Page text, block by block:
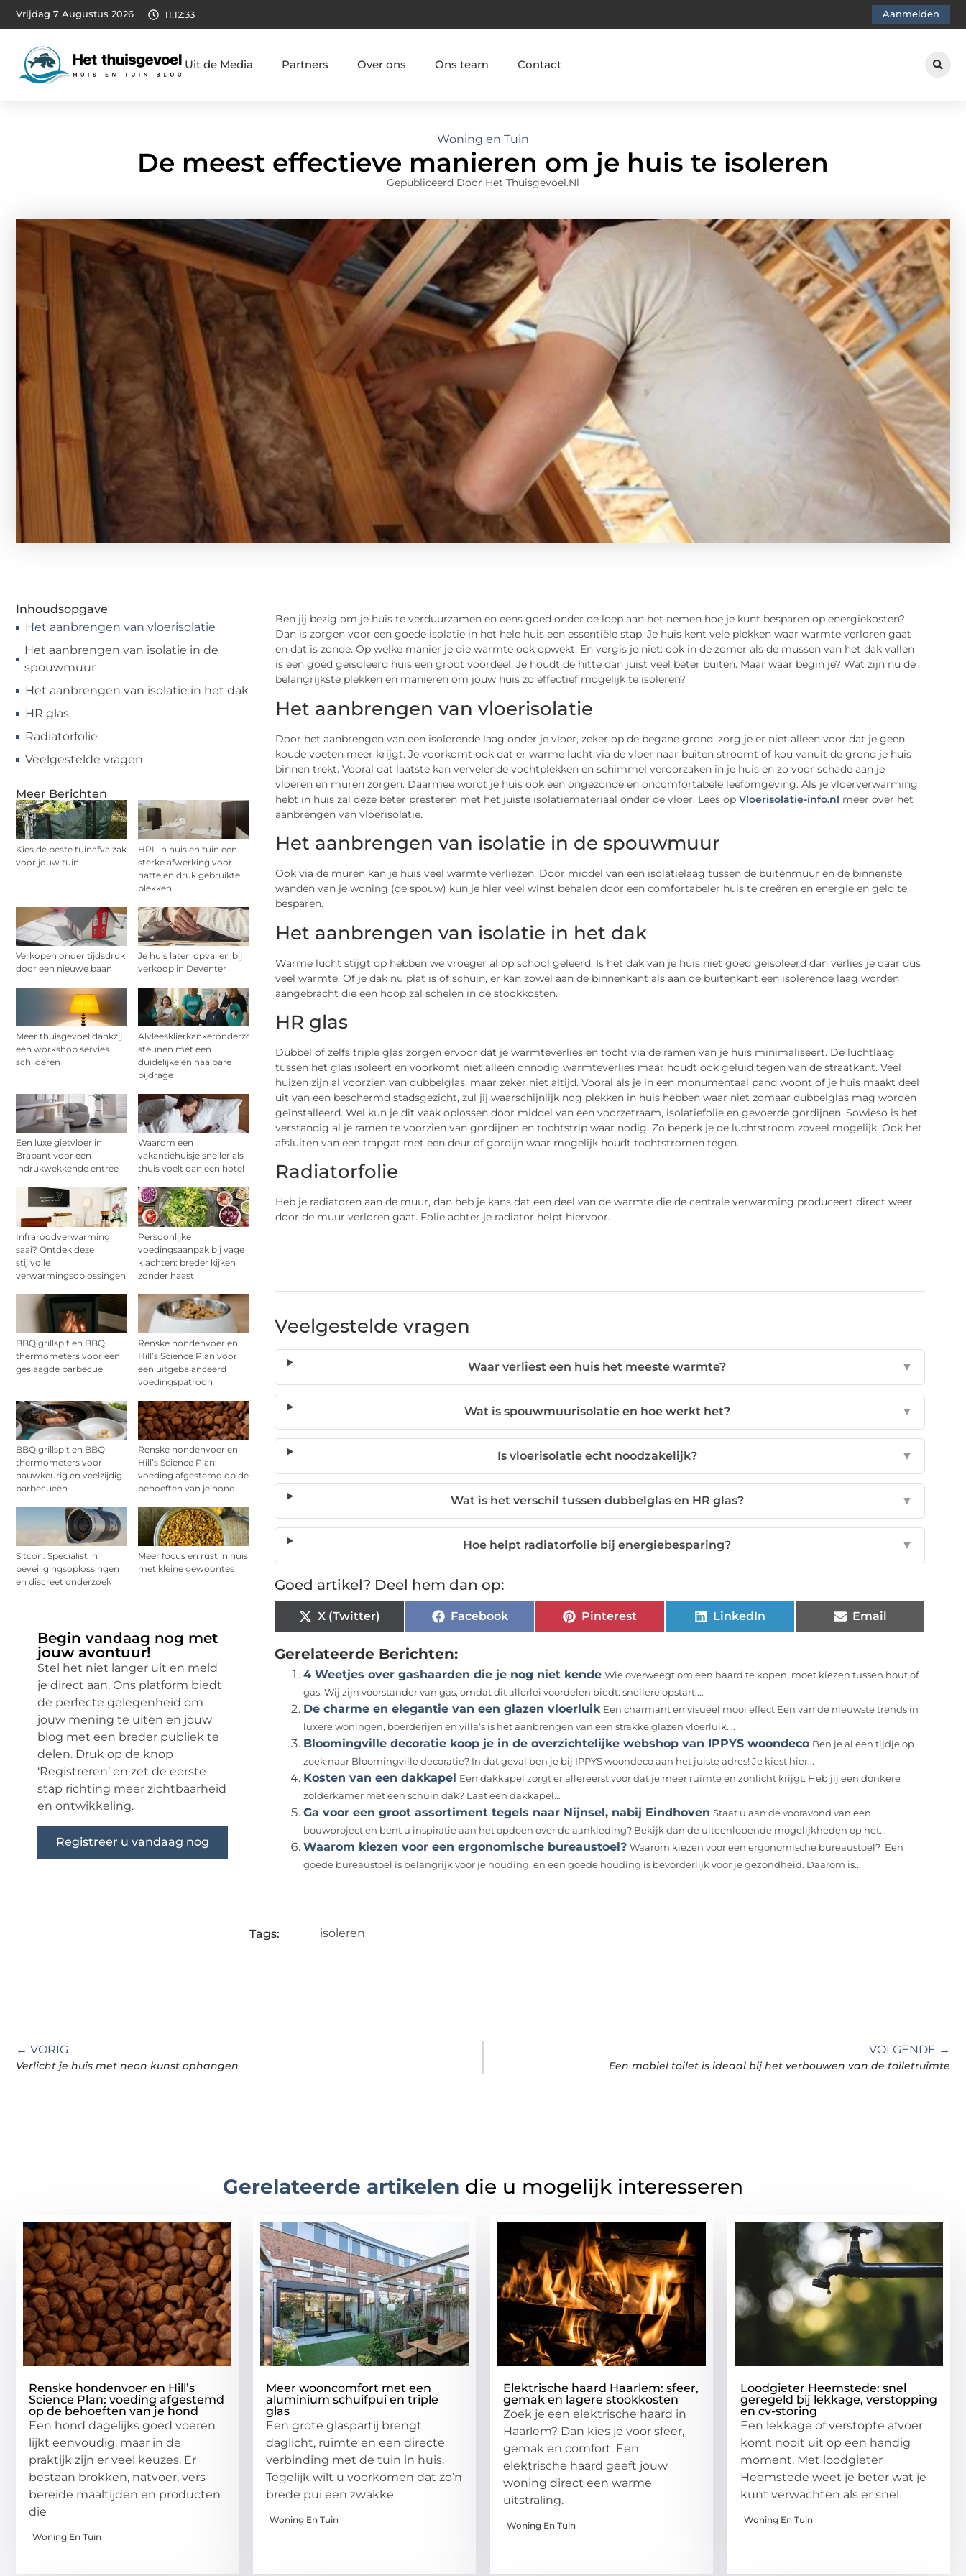
Vrijdag 7 Augustus 2026 11:12:34 Aanmelden
Uit de Media Partners Over ons Ons team Contact
Woning en Tuin
De meest effectieve manieren om je huis te isoleren
Gepubliceerd Door Het Thuisgevoel.nl
Inhoudsopgave
Het aanbrengen van vloerisolatie
Het aanbrengen van isolatie in de
spouwmuur
Het aanbrengen van isolatie in het dak
HR glas
Radiatorfolie
Veelgestelde vragen
Meer Berichten
Kies de beste tuinafvalzak
voor jouw tuin
HPL in huis en tuin een
sterke afwerking voor
natte en druk gebruikte
plekken
Verkopen onder tijdsdruk
door een nieuwe baan
Je huis laten opvallen bij
verkoop in Deventer
Meer thuisgevoel dankzij
een workshop servies
schilderen
Alvleesklierkankeronderzoek
steunen met een
duidelijke en haalbare
bijdrage
Een luxe gietvloer in
Brabant voor een
indrukwekkende entree
Waarom een
vakantiehuisje sneller als
thuis voelt dan een hotel
Infraroodverwarming
saai? Ontdek deze
stijlvolle
verwarmingsoplossingen
Persoonlijke
voedingsaanpak bij vage
klachten: breder kijken
zonder haast
BBQ grillspit en BBQ
thermometers voor een
geslaagde barbecue
Renske hondenvoer en
Hill’s Science Plan voor
een uitgebalanceerd
voedingspatroon
BBQ grillspit en BBQ
thermometers voor
nauwkeurig en veelzijdig
barbecueën
Renske hondenvoer en
Hill’s Science Plan:
voeding afgestemd op de
behoeften van je hond
Sitcon: Specialist in
beveiligingsoplossingen
en discreet onderzoek
Meer focus en rust in huis
met kleine gewoontes
Begin vandaag nog met
jouw avontuur!
Stel het niet langer uit en meld
je direct aan. Ons platform biedt
de perfecte gelegenheid om
jouw mening te uiten en jouw
blog met een breder publiek te
delen. Druk op de knop
‘Registreren’ en zet de eerste
stap richting meer zichtbaarheid
en ontwikkeling.
Registreer u vandaag nog
Ben jij bezig om je huis te verduurzamen en eens goed onder de loep aan het nemen hoe je kunt besparen op energiekosten?
Dan is zorgen voor een goede isolatie in het hele huis een essentiële stap. Je huis kent vele plekken waar warmte verloren gaat
en dat is zonde. Op welke manier je die warmte ook opwekt. En vergis je niet: ook in de zomer als de mussen van het dak vallen
is een goed geïsoleerd huis een groot voordeel. Je houdt de hitte dan juist veel beter buiten. Maar waar begin je? Wat zijn nu de
belangrijkste plekken en manieren om jouw huis zo effectief mogelijk te isoleren?
Het aanbrengen van vloerisolatie
Door het aanbrengen van een isolerende laag onder je vloer, zeker op de begane grond, zorg je er niet alleen voor dat je geen
koude voeten meer krijgt. Je voorkomt ook dat er warme lucht via de vloer naar buiten stroomt of kou vanuit de grond je huis
binnen trekt. Vooral dat laatste kan vervelende vochtplekken en schimmel veroorzaken in je huis en zo voor schade aan je
vloeren en muren zorgen. Daarmee wordt je huis ook een ongezonde en oncomfortabele leefomgeving. Als je vloerverwarming
hebt in huis zal deze beter presteren met het juiste isolatiemateriaal onder de vloer. Lees op Vloerisolatie-info.nl meer over het
aanbrengen van vloerisolatie.
Het aanbrengen van isolatie in de spouwmuur
Ook via de muren kan je huis veel warmte verliezen. Door middel van een isolatielaag tussen de buitenmuur en de binnenste
wanden van je woning (de spouw) kun je hier veel winst behalen door een comfortabeler huis te creëren en energie en geld te
besparen.
Het aanbrengen van isolatie in het dak
Warme lucht stijgt op hebben we vroeger al op school geleerd. Is het dak van je huis niet goed geïsoleerd dan verlies je daar dus
veel warmte. Of je dak nu plat is of schuin, er kan zowel aan de binnenkant als aan de buitenkant een isolerende laag worden
aangebracht die een hoop zal schelen in de stookkosten.
HR glas
Dubbel of zelfs triple glas zorgen ervoor dat je warmteverlies en tocht via de ramen van je huis minimaliseert. De luchtlaag
tussen het glas isoleert en voorkomt niet alleen onnodig warmteverlies maar houdt ook geluid tegen van de straatkant. Veel
huizen zijn al voorzien van dubbelglas, maar zeker niet altijd. Vooral als je in een monumentaal pand woont of je huis maakt deel
uit van een beschermd stadsgezicht, zul jij waarschijnlijk nog plekken in huis hebben waar niet zomaar dubbelglas mag worden
geïnstalleerd. Wel kun je dit vaak oplossen door middel van een voorzetraam, isolatiefolie en gevoerde gordijnen. Sowieso is het
verstandig al je ramen te voorzien van gordijnen en tochtstrip waar nodig. Zo beperk je de luchtstroom zoveel mogelijk. Ook het
afsluiten van een trapgat met een deur of gordijn waar mogelijk houdt tochtstromen tegen.
Radiatorfolie
Heb je radiatoren aan de muur, dan heb je kans dat een deel van de warmte die de centrale verwarming produceert direct weer
door de muur verloren gaat. Folie achter je radiator helpt hiervoor.
Veelgestelde vragen
Waar verliest een huis het meeste warmte? ▼
Wat is spouwmuurisolatie en hoe werkt het? ▼
Is vloerisolatie echt noodzakelijk? ▼
Wat is het verschil tussen dubbelglas en HR glas? ▼
Hoe helpt radiatorfolie bij energiebesparing? ▼
Goed artikel? Deel hem dan op:
X (Twitter) Facebook Pinterest LinkedIn Email
Gerelateerde Berichten:
4 Weetjes over gashaarden die je nog niet kende Wie overweegt om een haard te kopen, moet kiezen tussen hout of
gas. Wij zijn voorstander van gas, omdat dit allerlei voordelen biedt: snellere opstart,...
De charme en elegantie van een glazen vloerluik Een charmant en visueel mooi effect Een van de nieuwste trends in
luxere woningen, boerderijen en villa’s is het aanbrengen van een strakke glazen vloerluik....
Bloomingville decoratie koop je in de overzichtelijke webshop van IPPYS woondeco Ben je al een tijdje op
zoek naar Bloomingville decoratie? In dat geval ben je bij IPPYS woondeco aan het juiste adres! Je kiest hier...
Kosten van een dakkapel Een dakkapel zorgt er allereerst voor dat je meer ruimte en zonlicht krijgt. Heb jij een donkere
zolderkamer met een schuin dak? Laat een dakkapel...
Ga voor een groot assortiment tegels naar Nijnsel, nabij Eindhoven Staat u aan de vooravond van een
bouwproject en bent u inspiratie aan het opdoen over de aankleding? Bekijk dan de uiteenlopende mogelijkheden op het...
Waarom kiezen voor een ergonomische bureaustoel? Waarom kiezen voor een ergonomische bureaustoel? Een
goede bureaustoel is belangrijk voor je houding, en een goede houding is bevorderlijk voor je gezondheid. Daarom is...
Tags: isoleren
← VORIG
Verlicht je huis met neon kunst ophangen
VOLGENDE →
Een mobiel toilet is ideaal bij het verbouwen van de toiletruimte
Gerelateerde artikelen die u mogelijk interesseren
Renske hondenvoer en Hill’s
Science Plan: voeding afgestemd
op de behoeften van je hond
Een hond dagelijks goed voeren
lijkt eenvoudig, maar in de
praktijk zijn er veel keuzes. Er
bestaan brokken, natvoer, vers
bereide maaltijden en producten
die
Woning En Tuin
Meer wooncomfort met een
aluminium schuifpui en triple
glas
Een grote glaspartij brengt
daglicht, ruimte en een directe
verbinding met de tuin in huis.
Tegelijk wilt u voorkomen dat zo’n
brede pui een zwakke
Woning En Tuin
Elektrische haard Haarlem: sfeer,
gemak en lagere stookkosten
Zoek je een elektrische haard in
Haarlem? Dan kies je voor sfeer,
gemak en comfort. Een
elektrische haard geeft jouw
woning direct een warme
uitstraling.
Woning En Tuin
Loodgieter Heemstede: snel
geregeld bij lekkage, verstopping
en cv-storing
Een lekkage of verstopte afvoer
komt nooit uit op een handig
moment. Met loodgieter
Heemstede weet je beter wat je
kunt verwachten als er snel
Woning En Tuin